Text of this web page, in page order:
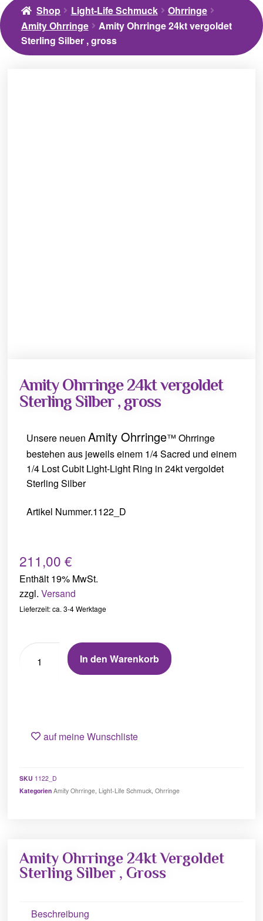
Shop Light-Life Schmuck
Ohrringe
Amity Ohrringe
Amity Ohrringe 24kt vergoldet
Sterling Silber , gross
Amity Ohrringe 24kt vergoldet
Sterling Silber , gross
Unsere neuen Amity Ohrringe™ Ohrringe
bestehen aus jeweils einem 1/4 Sacred und einem
1/4 Lost Cubit Light-Light Ring in 24kt vergoldet
Sterling Silber
Artikel Nummer.1122_D
211,00€
Enthält 19% MwSt.
zzgl.Versand
Lieferzeit: ca. 3-4 Werktage
In den Warenkorb
auf meine Wunschliste
SKU 1122_D
Kategorien Amity Ohrringe,Light-Life Schmuck,Ohrringe
Amity Ohrringe 24kt Vergoldet
Sterling Silber , Gross
Beschreibung